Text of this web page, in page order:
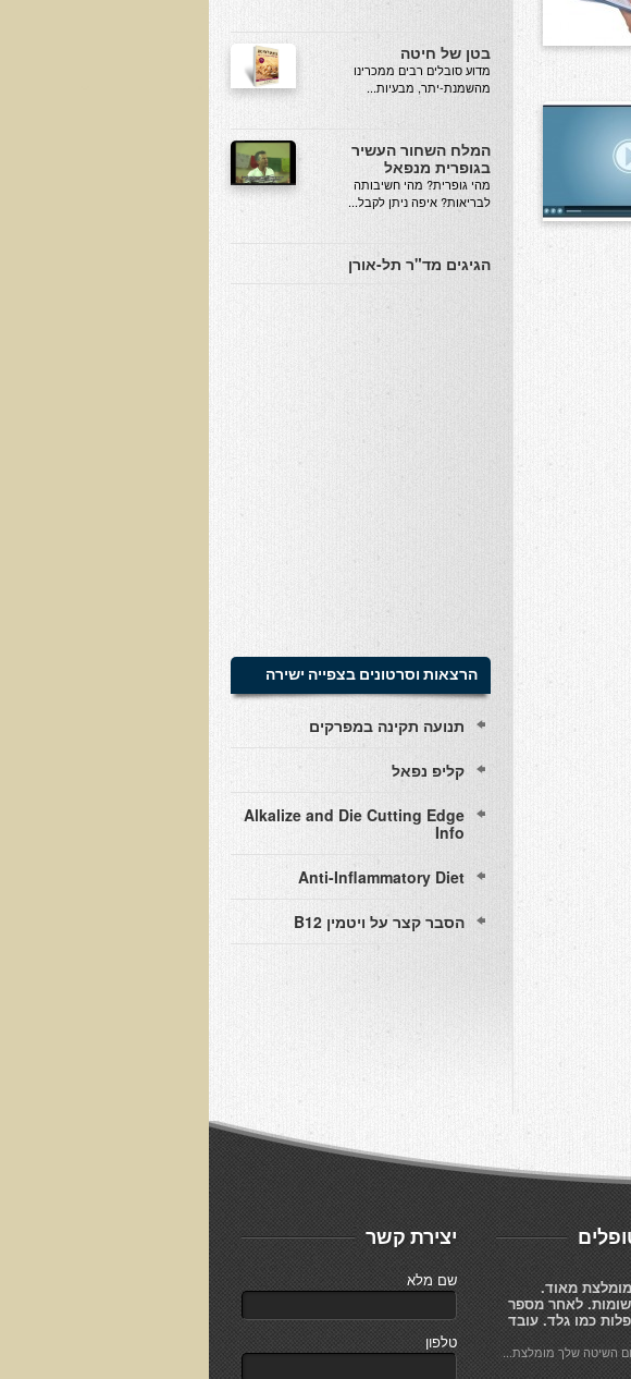
בטן של חיטה
​מדוע סובלים רבים ממכרינו
מהשמנת-יתר, מבעיות...
המלח השחור העשיר
בגופרית מנפאל
מהי גופרית? מהי חשיבותה
לבריאות? איפה ניתן לקבל...
הגיגים מד"ר תל-אורן
הרצאות וסרטונים בצפייה ישירה
תנועה תקינה במפרקים
קליפ נפאל
Alkalize and Die Cutting Edge
Info
Anti-Inflammatory Diet
הסבר קצר על ויטמין B12
מאוד.
לאחר מספר
כמו גלד. עובד
השיטה שלך מומלצת...
יצירת קשר
שם מלא
טלפון